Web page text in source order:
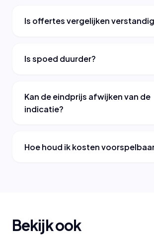
Is offertes vergelijken
Is spoed duurder?
Kan de eindprijs afwijken van de
indicatie?
Hoe houd ik kosten
Bekijk ook